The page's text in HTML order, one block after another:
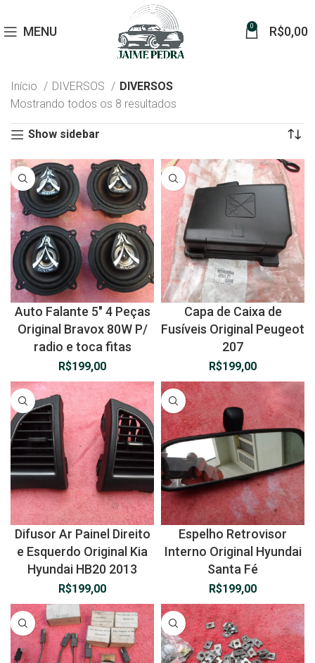
MENU 0 R$0,00
Início DIVERSOS
DIVERSOS
Mostrando todos os 8 resultados
Show sidebar
Auto Falante 5″ 4 Peças
Original Bravox 80W P/
radio e toca fitas
R$199,00
Capa de Caixa de
Fusíveis Original Peugeot
207
R$199,00
Difusor Ar Painel Direito
e Esquerdo Original Kia
Hyundai HB20 2013
R$199,00
Espelho Retrovisor
Interno Original Hyundai
Santa Fé
R$199,00